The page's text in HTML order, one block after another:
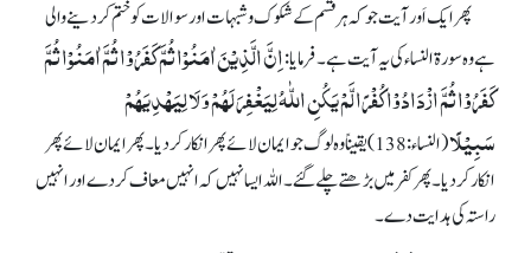
پھر ایک اَور آیت جو کہ ہر قسم کے شکوک و شبہات اور سوالات کو ختم کر دینے والی
ہے وہ سورة النساء کی یہ آیت ہے۔ فرمایا:اِنَّ الَّذِیْنَ اٰمَنُوْا ثُمَّ کَفَرُوْا ثُمَّ اٰمَنُوْا ثُمَّ
کَفَرُوْا ثُمَّ ازْدَادُوْا کُفْرًا لَّمْ یَکُنِ اللّٰہُ لِیَغْفِرَ لَہُمْ وَ لَا لِیَہْدِیَہُمْ
سَبِیْلًا
(النساء:138)یقیناً وہ لوگ جو ایمان لائے پھر انکار کر دیا۔ پھر ایمان لائے پھر
انکار کر دیا۔ پھر کفر میں بڑھتے چلے گئے۔ اللہ ایسا نہیں کہ انہیں معاف کردے اور انہیں
راستہ کی ہدایت دے۔